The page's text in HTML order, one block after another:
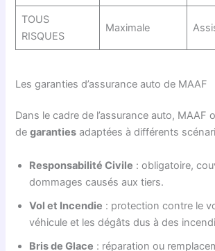
TOUS
RISQUES
Maximale
Les garanties d’assurance auto de MAAF
Dans le cadre de l’assurance auto, MAAF
degaranties adaptées à différents
Responsabilité Civile : obligatoire,
dommages causés aux tiers.
Vol et Incendie : protection contre le
véhicule et les dégâts dus à des
Bris de Glace : réparation ou